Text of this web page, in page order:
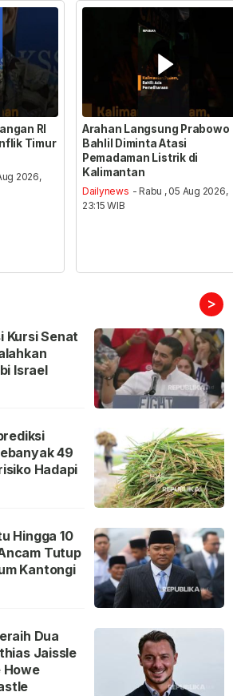
RI
Timur
2026,
Arahan Langsung Prabowo
Bahlil Diminta Atasi
Pemadaman Listrik di
Kalimantan
Dailynews - Rabu , 05 Aug 2026,
23:15 WIB
>
Kursi Senat
Israel
49
Hadapi
Hingga 10
Tutup
Kantongi
Dua
Jaissle
Howe